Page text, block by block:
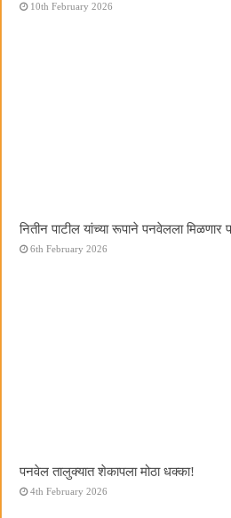
10th February 2026
नितीन पाटील यांच्या रूपाने पनवेलला मिळणार
6th February 2026
पनवेल तालुक्यात शेकापला मोठा धक्का!
4th February 2026